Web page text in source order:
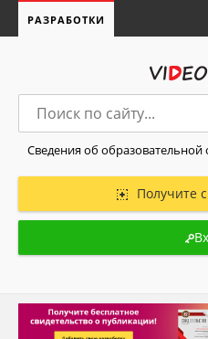
РАЗРАБОТКИ
Сведения об образовательной
Получите